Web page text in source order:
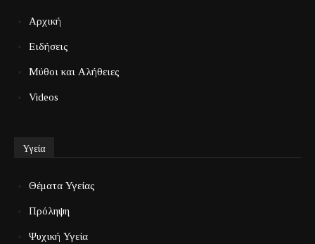
Αρχική
Ειδήσεις
Μύθοι και Αλήθειες
Videos
Υγεία
Θέματα Υγείας
Πρόληψη
Ψυχική Υγεία